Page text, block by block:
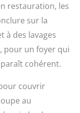
de
peut
après
à long
à
de
restauration, les
sur la
à des lavages
pour un foyer qui
cohérent.
couvrir
au